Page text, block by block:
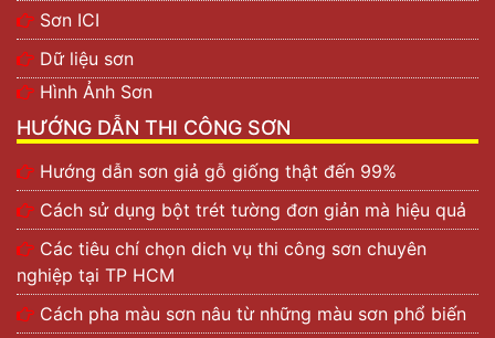
Sơn ICI
Dữ liệu sơn
Hình Ảnh Sơn
HƯỚNG DẪN THI CÔNG SƠN
Hướng dẫn sơn giả gỗ giống thật đến 99%
Cách sử dụng bột trét tường đơn giản mà hiệu quả
Các tiêu chí chọn dich vụ thi công sơn chuyên
nghiệp tại TP HCM
Cách pha màu sơn nâu từ những màu sơn phổ biến